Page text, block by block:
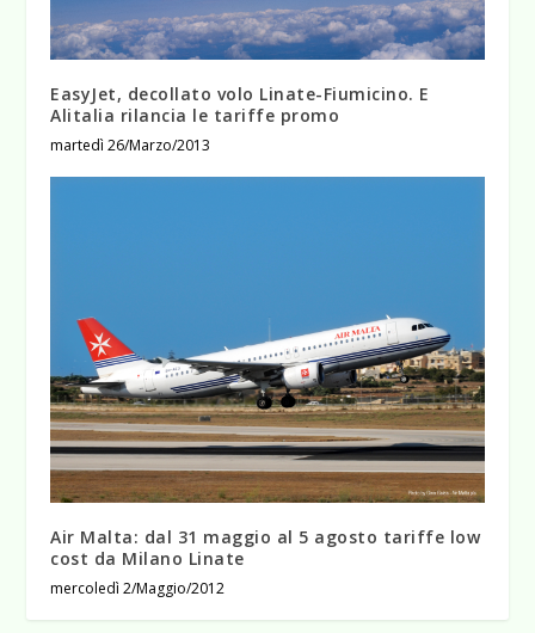
EasyJet, decollato volo Linate-Fiumicino. E
Alitalia rilancia le tariffe promo
martedì 26/Marzo/2013
Air Malta: dal 31 maggio al 5 agosto tariffe low
cost da Milano Linate
mercoledì 2/Maggio/2012